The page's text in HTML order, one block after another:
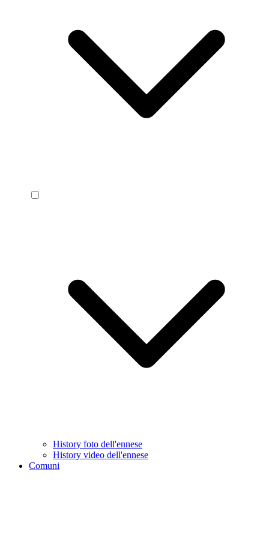
History foto dell'ennese
History video dell'ennese
Comuni